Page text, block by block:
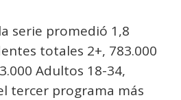
serie promedió 1,8
totales 2+, 783.000
Adultos 18-34,
tercer programa más